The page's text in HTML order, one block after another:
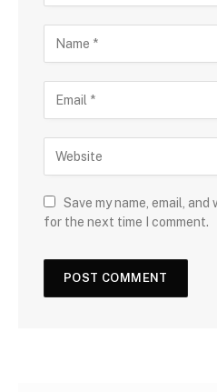
Save my name, email,
for the next time I comment.